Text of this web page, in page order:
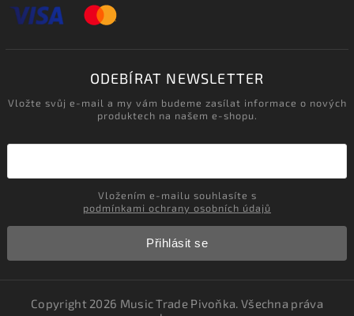
ODEBÍRAT NEWSLETTER
Vložte svůj e-mail a my vám budeme zasílat informace o nových
produktech na našem e-shopu.
podmínkami ochrany osobních údajů
Přihlásit se
Copyright 2026 Music Trade Pivoňka. Všechna práva